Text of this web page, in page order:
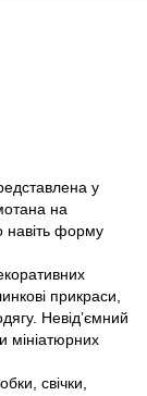
у
на
навіть форму
прикраси,
Невід’ємний
мініатюрних
свічки,